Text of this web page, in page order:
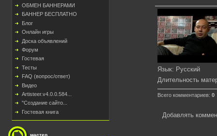
ОБМЕН БАННЕРАМИ
БАННЕР БЕСПЛАТНО
Блог
Онлайн игры
Доска объявлений
Форум
Гостевая
Тесты
FAQ (вопрос/ответ)
Видео
Artisteer.v4.0.0.584...
"Создание сайто...
Гостевая книга
мастер
Язык: Русский
Длительность
Всего комментариев: 0
Добавлять